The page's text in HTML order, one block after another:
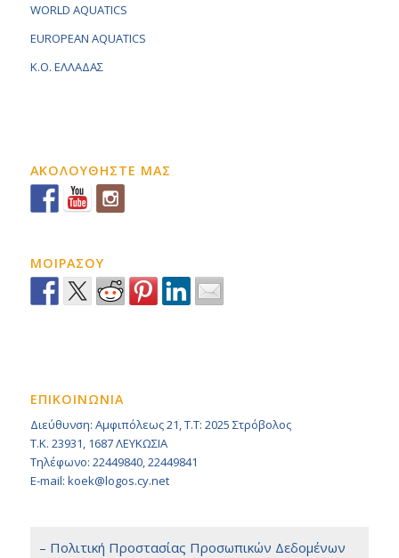
WORLD AQUATICS
EUROPEAN AQUATICS
K.O. ΕΛΛΑΔΑΣ
ΑΚΟΛΟΥΘΗΣΤΕ ΜΑΣ
ΜΟΙΡΑΣΟΥ
ΕΠΙΚΟΙΝΩΝΙΑ
Διεύθυνση: Αμφιπόλεως 21, Τ.Τ: 2025 Στρόβολος
Τ.Κ. 23931, 1687 ΛΕΥΚΩΣΙΑ
Τηλέφωνο: 22449840, 22449841
E-mail: koek@logos.cy.net
– Πολιτική Προστασίας Προσωπικών Δεδομένων